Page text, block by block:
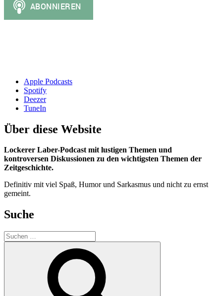
Apple Podcasts
Spotify
Deezer
TuneIn
Über diese Website
Lockerer Laber-Podcast mit lustigen Themen und
kontroversen Diskussionen zu den wichtigsten Themen der
Zeitgeschichte.
Definitiv mit viel Spaß, Humor und Sarkasmus und nicht zu ernst
gemeint.
Suche
Suchen
nach: